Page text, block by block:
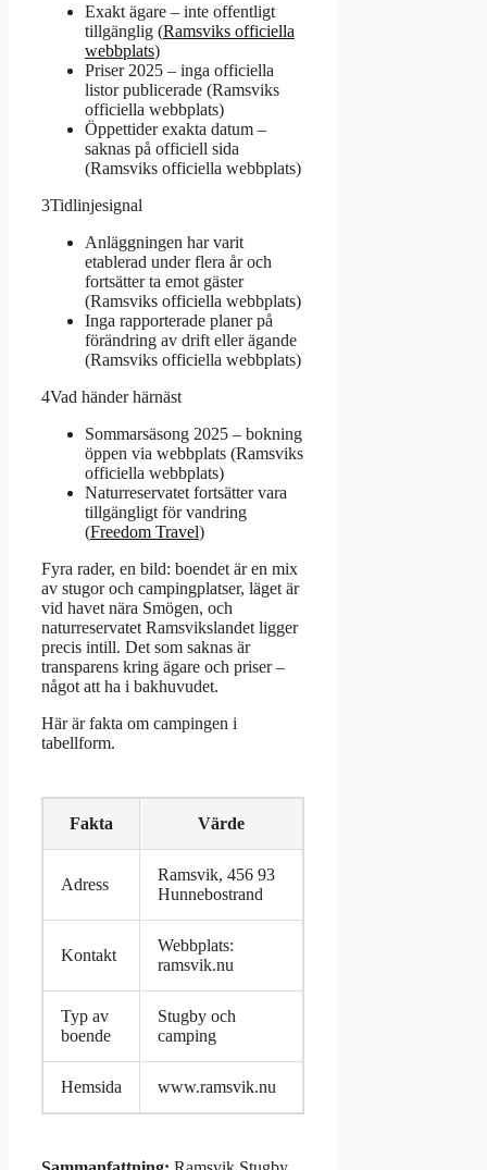
Exakt ägare – inte offentligt
tillgänglig (Ramsviks officiella
webbplats)
Priser 2025 – inga officiella
listor publicerade (Ramsviks
officiella webbplats)
Öppettider exakta datum –
saknas på officiell sida
(Ramsviks officiella webbplats)
3Tidlinjesignal
Anläggningen har varit
etablerad under flera år och
fortsätter ta emot gäster
(Ramsviks officiella webbplats)
Inga rapporterade planer på
förändring av drift eller ägande
(Ramsviks officiella webbplats)
4Vad händer härnäst
Sommarsäsong 2025 – bokning
öppen via webbplats (Ramsviks
officiella webbplats)
Naturreservatet fortsätter vara
tillgängligt för vandring
(Freedom Travel)
Fyra rader, en bild: boendet är en mix
av stugor och campingplatser, läget är
vid havet nära Smögen, och
naturreservatet Ramsvikslandet ligger
precis intill. Det som saknas är
transparens kring ägare och priser –
något att ha i bakhuvudet.
Här är fakta om campingen i
tabellform.
Fakta Värde
Adress
Ramsvik, 456 93
Hunnebostrand
Kontakt
Webbplats:
ramsvik.nu
Typ av
boende
Stugby och
camping
Hemsida www.ramsvik.nu